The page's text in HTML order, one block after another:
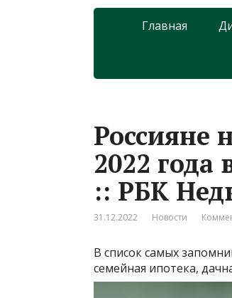
Главная
Россияне
2022
:: РБК
31.12.2022 Новости
В список самых
семейная ипотека,